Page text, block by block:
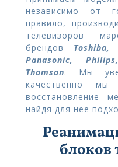
независимо от
правило,
телевизоров
брендов
Panasonic,
Thomson. Мы
качественно мы
восстановление
найдя для нее
блоков